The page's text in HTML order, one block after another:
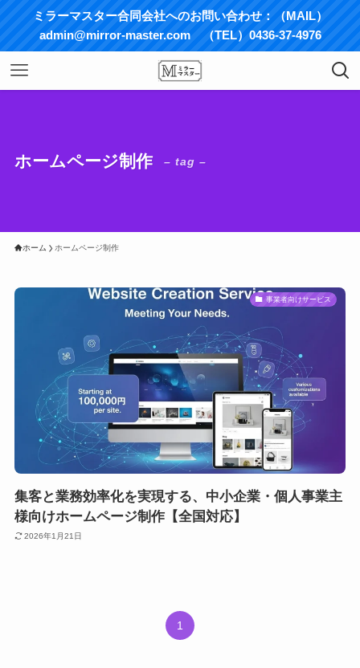
ミラーマスター合同会社へのお問い合わせ：（MAIL）
admin@mirror-master.com （TEL）0436-37-4976
ホームページ制作 – tag –
ホーム ホームページ制作
事業者向けサービス
集客と業務効率化を実現する、中小企業・個人事業主
様向けホームページ制作【全国対応】
2026年1月21日
1